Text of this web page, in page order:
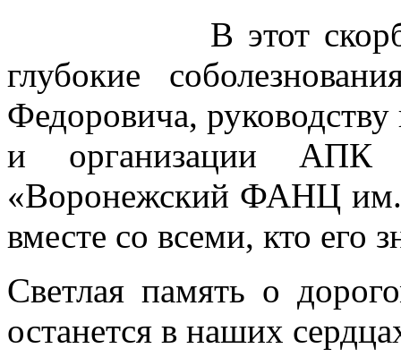
В этот скорбный
глубокие
Федоровича,
и организации
«Воронежский ФАНЦ
вместе со всеми, кто его
Светлая память о
останется в наших